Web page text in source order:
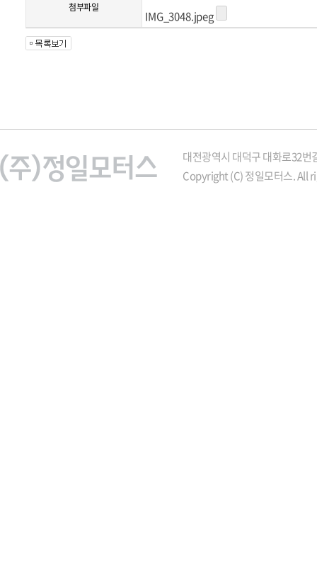
첨부파일
IMG_3048.jpeg
대전광역시 대덕구 대화로32번
Copyright (C) 정일모터스. All